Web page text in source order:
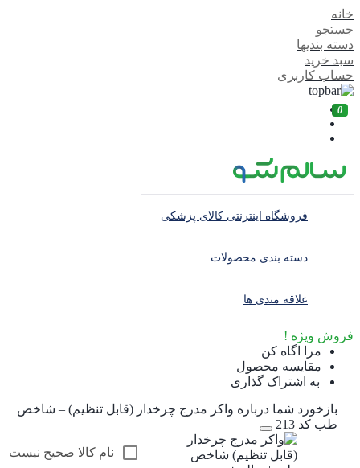
خانه
جستجو
دسته بندیها
سبد خرید
حساب کاربری
0
فروشگاه اینترنتی کالای پزشکی
دسته بندی محصولات
علاقه مندی ها
فروش ویژه !
مرا اگاه کن
مقایسه محصول
به اشتراک گذاری
بازخورد شما درباره واکر مدرج چرخدار (قابل تنظیم) – شاخص
طب کد 213
نام کالا صحیح نیست